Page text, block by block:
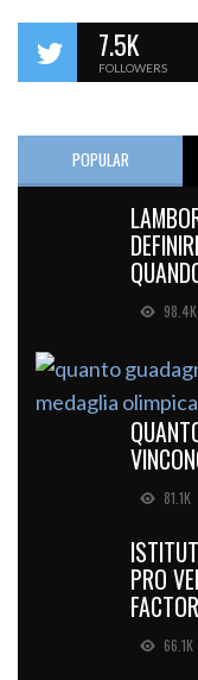
7.5K
FOLLOWERS
POPULAR
98.4K
81.1K
PRO
66.1K